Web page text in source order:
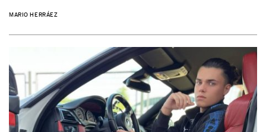
MARIO HERRÁEZ